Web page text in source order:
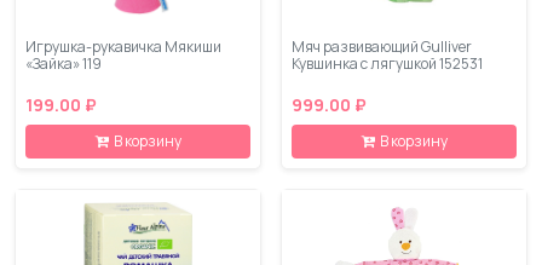
Игрушка-рукавичка Мякиши
«Зайка» 119
199.00 ₽
В корзину
Мяч развивающий Gulliver
Кувшинка с лягушкой 152531
999.00 ₽
В корзину